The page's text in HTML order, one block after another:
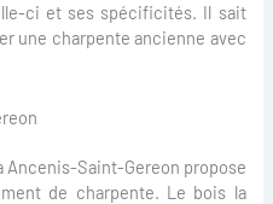
ci et ses spécificités. Il sait
une charpente ancienne avec
Ancenis-Saint-Gereon propose
de charpente. Le bois la